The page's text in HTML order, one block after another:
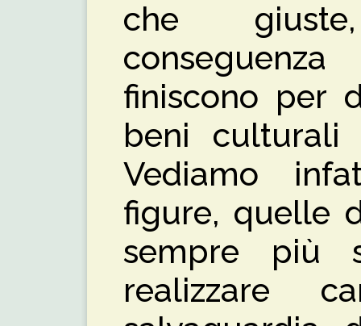
che
finiscono per
beni
Vediamo
figure, quelle
sempre più
realizzare